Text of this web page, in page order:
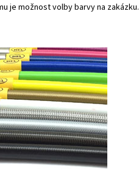
je možnost volby barvy na zakázku.